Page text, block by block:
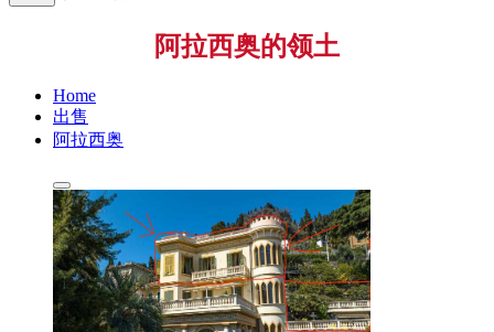
阿拉西奥的领土
Home
出售
阿拉西奥